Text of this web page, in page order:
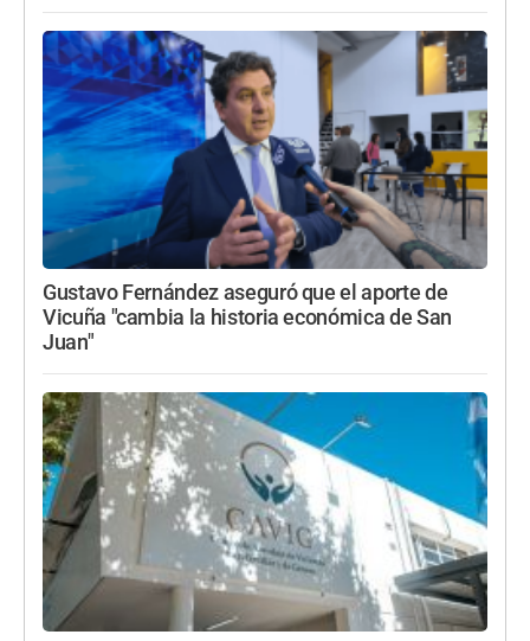
Gustavo Fernández aseguró que el aporte de
Vicuña "cambia la historia económica de San
Juan"